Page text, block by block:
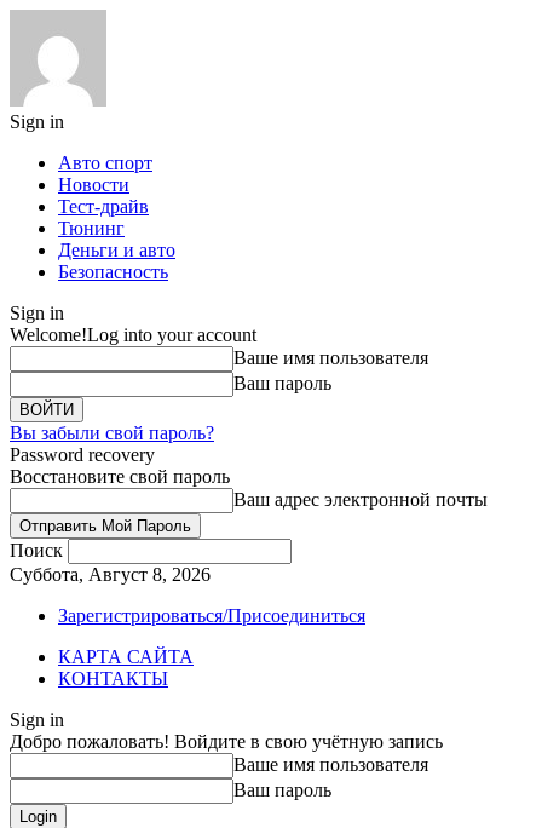
Sign in
Авто спорт
Новости
Тест-драйв
Тюнинг
Деньги и авто
Безопасность
Sign in
Welcome!Log into your account
Ваше имя пользователя
Ваш пароль
Вы забыли свой пароль?
Password recovery
Восстановите свой пароль
Ваш адрес электронной почты
Поиск
Суббота, Август 8, 2026
Зарегистрироваться/Присоединиться
КАРТА САЙТА
КОНТАКТЫ
Sign in
Добро пожаловать! Войдите в свою учётную запись
Ваше имя пользователя
Ваш пароль